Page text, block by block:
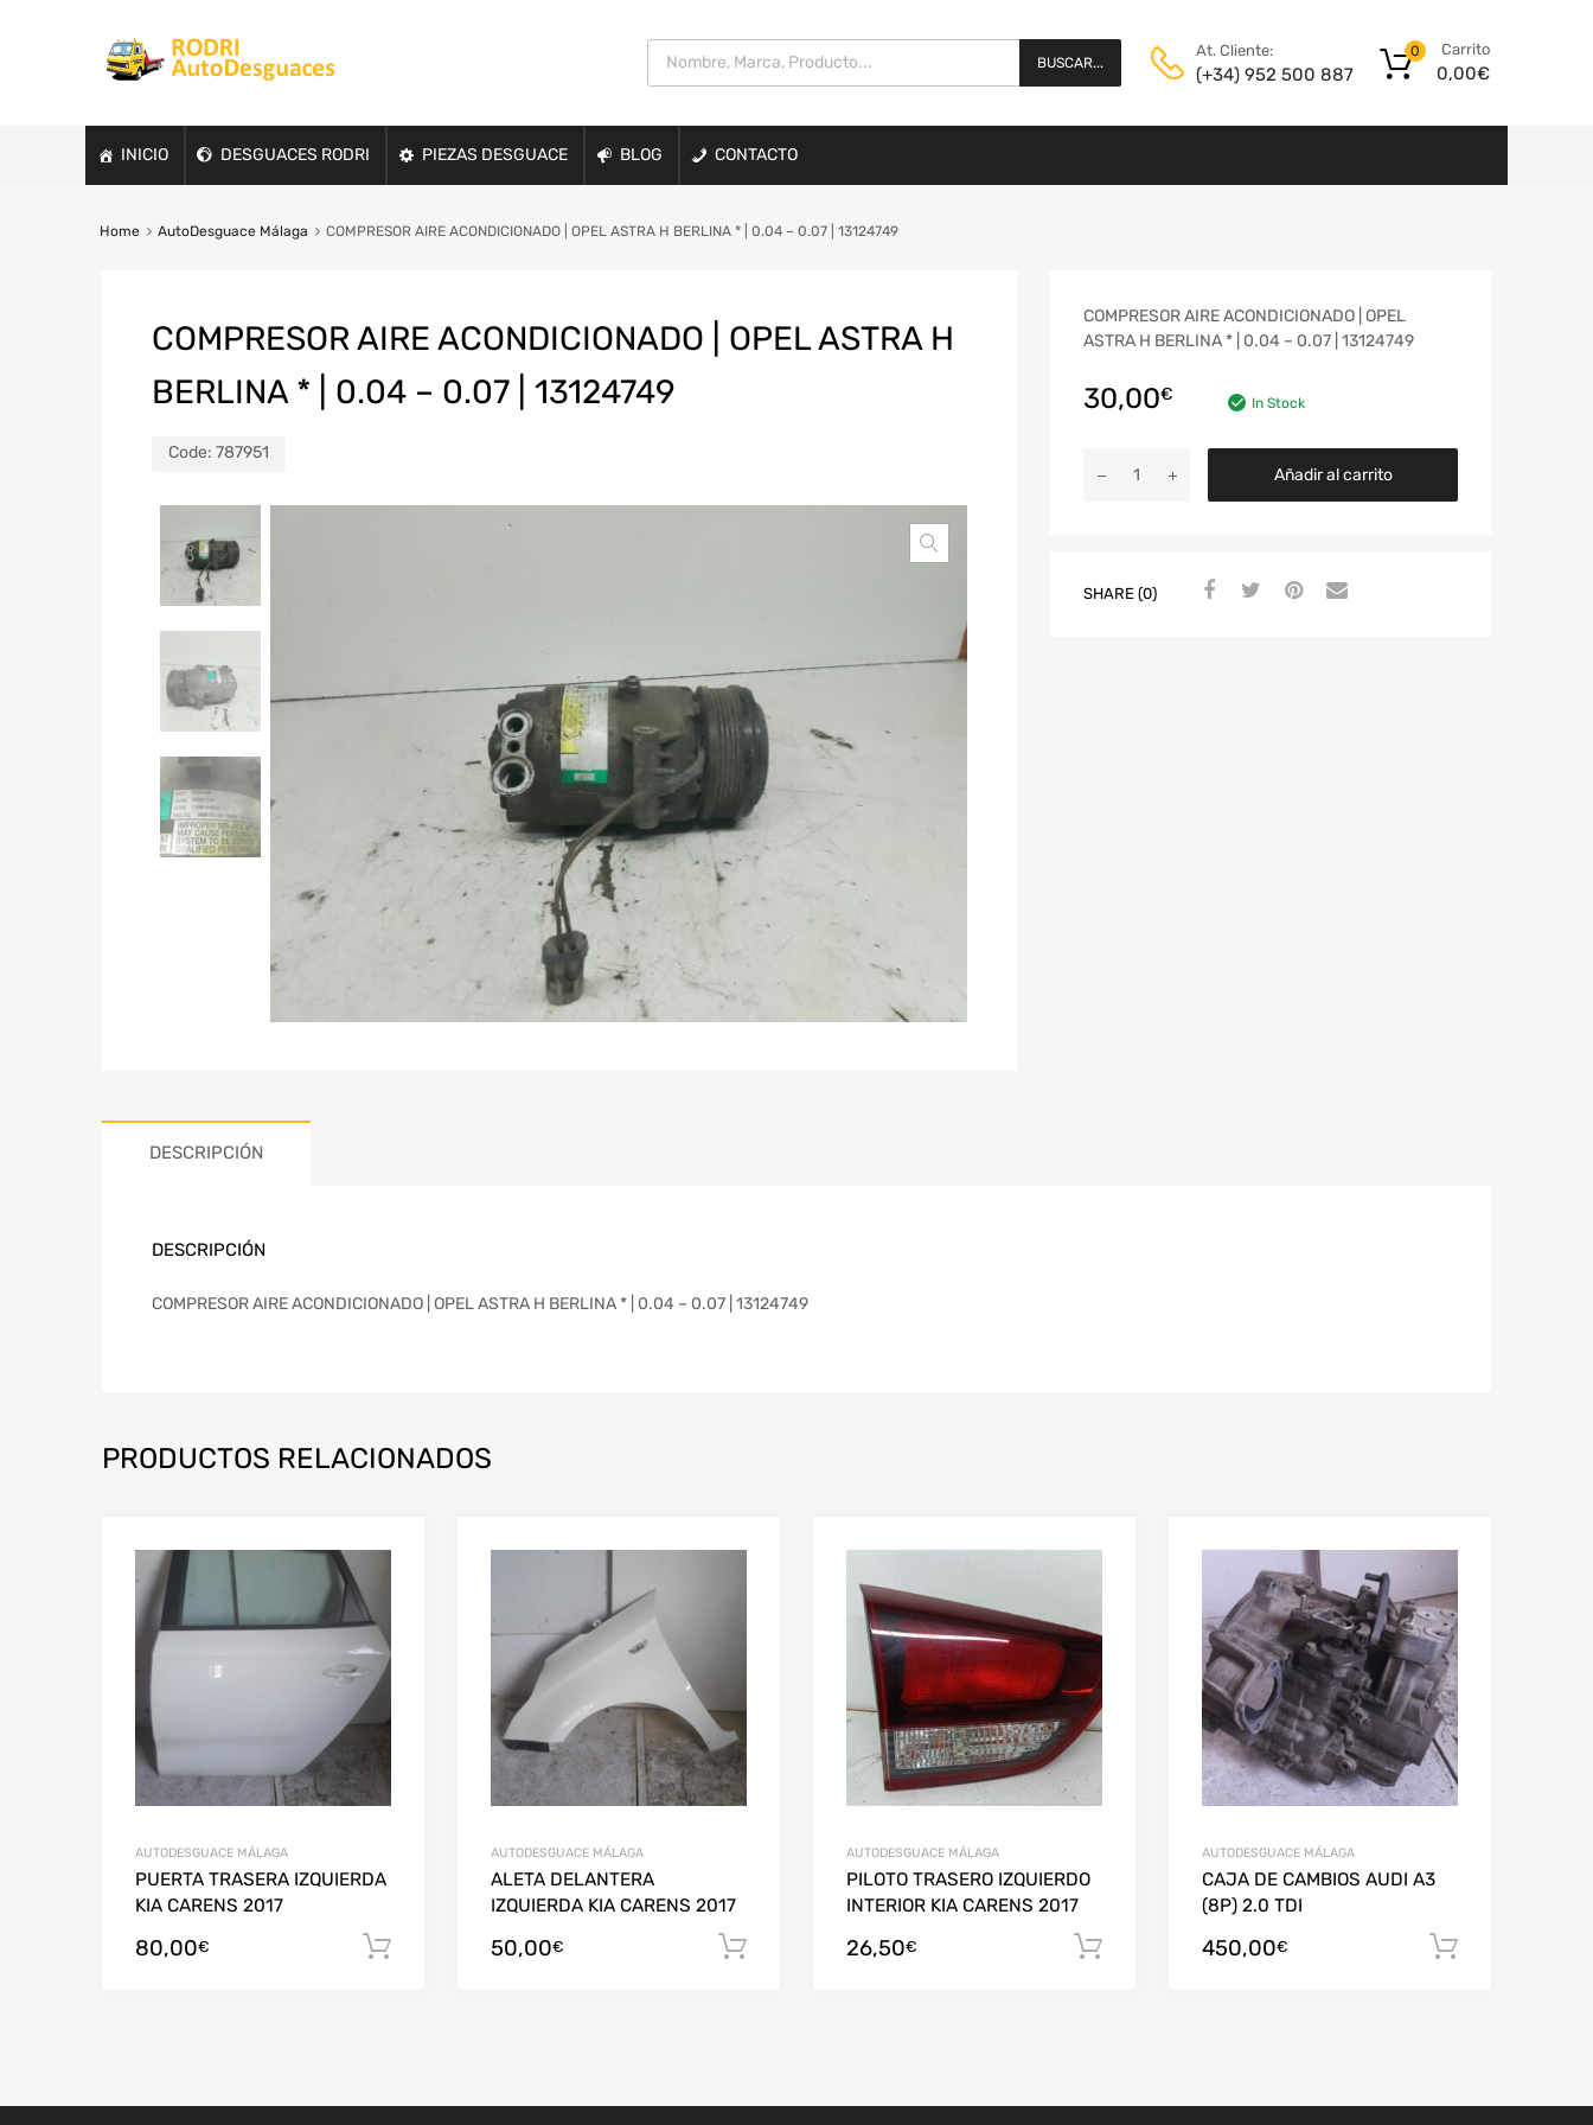
BUSCAR...
At. Cliente:
(+34) 952 500 887
Carrito
0,00€
0
INICIO DESGUACES RODRI PIEZAS DESGUACE BLOG CONTACTO
Home AutoDesguace Málaga COMPRESOR AIRE ACONDICIONADO | OPEL ASTRA H BERLINA * | 0.04 – 0.07 | 13124749
COMPRESOR AIRE ACONDICIONADO | OPEL ASTRA H
BERLINA * | 0.04 – 0.07 | 13124749
Code: 787951
COMPRESOR AIRE ACONDICIONADO | OPEL
ASTRA H BERLINA * | 0.04 – 0.07 | 13124749
30,00€ In Stock
Añadir al carrito
SHARE (0)
DESCRIPCIÓN
DESCRIPCIÓN
COMPRESOR AIRE ACONDICIONADO | OPEL ASTRA H BERLINA * | 0.04 – 0.07 | 13124749
PRODUCTOS RELACIONADOS
AUTODESGUACE MÁLAGA
PUERTA TRASERA IZQUIERDA
KIA CARENS 2017
80,00€ Añadir al carrito
AUTODESGUACE MÁLAGA
ALETA DELANTERA
IZQUIERDA KIA CARENS 2017
50,00€ Añadir al carrito
AUTODESGUACE MÁLAGA
PILOTO TRASERO IZQUIERDO
INTERIOR KIA CARENS 2017
26,50€ Añadir al carrito
AUTODESGUACE MÁLAGA
CAJA DE CAMBIOS AUDI A3
(8P) 2.0 TDI
450,00€